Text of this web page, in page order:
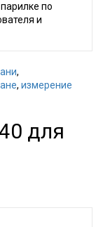
по
и
,
, измерение
для